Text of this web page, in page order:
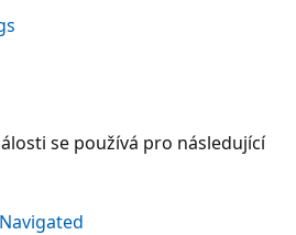
se používá pro následující